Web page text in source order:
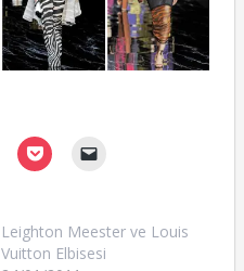
Leighton Meester ve Louis
Vuitton Elbisesi